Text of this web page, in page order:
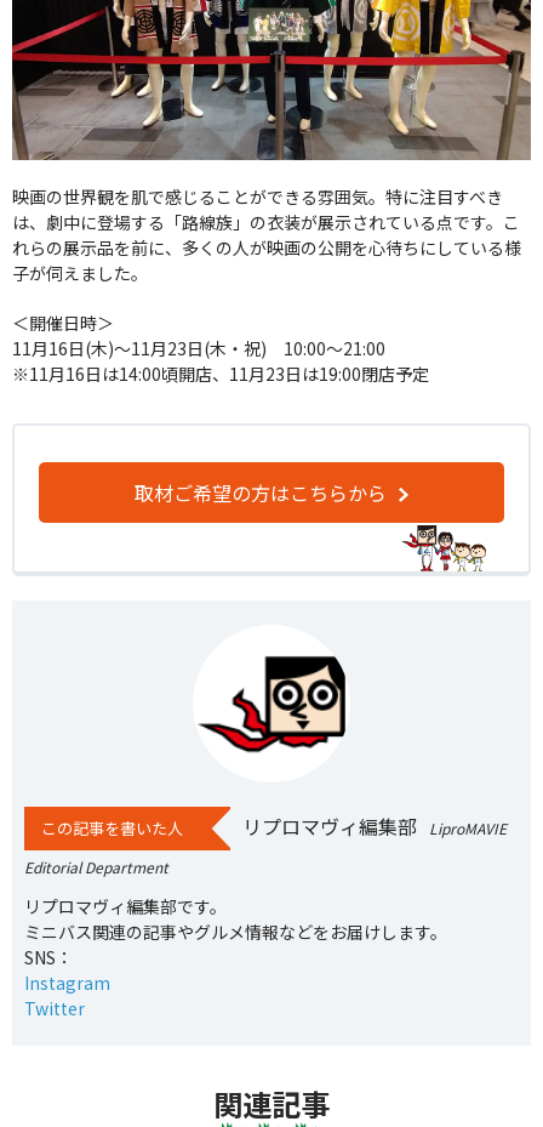
映画の世界観を肌で感じることができる雰囲気。特に注目すべき
は、劇中に登場する「路線族」の衣装が展示されている点です。こ
れらの展示品を前に、多くの人が映画の公開を心待ちにしている様
子が伺えました。
＜開催日時＞
11月16日(木)～11月23日(木・祝) 10:00～21:00
※11月16日は14:00頃開店、11月23日は19:00閉店予定
取材ご希望の方はこちらから
この記事を書いた人 リプロマヴィ編集部
LiproMAVIE
Editorial Department
リプロマヴィ編集部です。
ミニバス関連の記事やグルメ情報などをお届けします。
SNS：
Instagram
Twitter
関連記事